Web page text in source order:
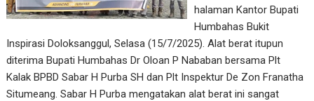
halaman Kantor Bupati
Humbahas Bukit
Inspirasi Doloksanggul, Selasa (15/7/2025). Alat berat itupun
diterima Bupati Humbahas Dr Oloan P Nababan bersama Plt
Kalak BPBD Sabar H Purba SH dan Plt Inspektur De Zon Franatha
Situmeang. Sabar H Purba mengatakan alat berat ini sangat